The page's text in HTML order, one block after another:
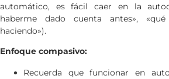
automático, es fácil caer en la
haberme dado cuenta antes»,
haciendo»).
Enfoque compasivo:
Recuerda que funcionar en